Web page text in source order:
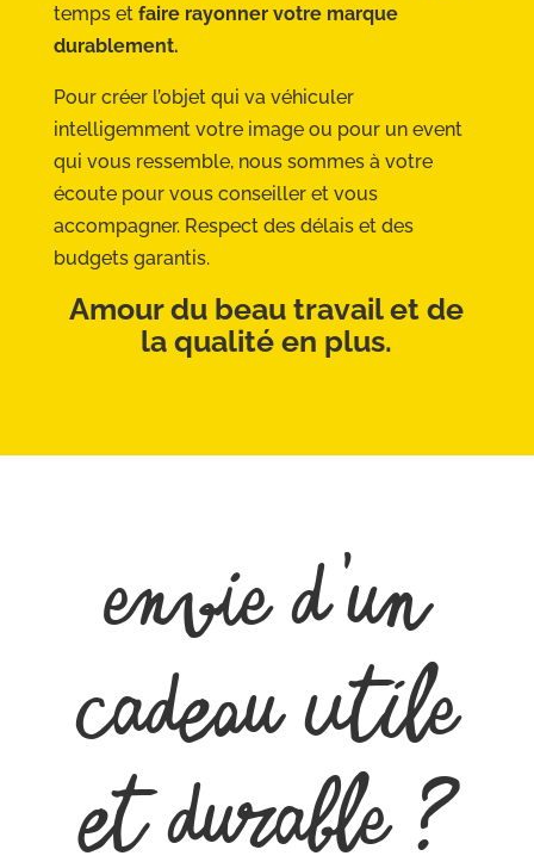
temps et faire rayonner votre marque
durablement.
Pour créer l’objet qui va véhiculer
intelligemment votre image ou pour un event
qui vous ressemble, nous sommes à votre
écoute pour vous conseiller et vous
accompagner. Respect des délais et des
budgets garantis.
Amour du beau travail et de
la qualité en plus.
Envie d’un
cadeau utile
et durable ?